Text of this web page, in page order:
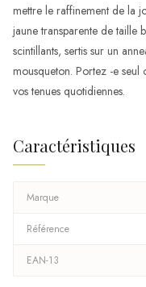
mettre le raffinement de la
jaune transparente de taille
scintillants, sertis sur un
mousqueton. Portez -e seul
vos tenues quotidiennes.
Caractéristiques
Marque
Référence
EAN-13